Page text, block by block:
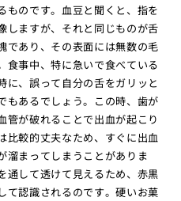
ものです。血豆と聞くと、指を
しますが、それと同じものが舌
であり、その表面には無数の毛
食事中、特に急いで食べている
に、誤って自分の舌をガリッと
もあるでしょう。この時、歯が
管が破れることで出血が起こり
比較的丈夫なため、すぐに出血
溜まってしまうことがありま
通して透けて見えるため、赤黒
て認識されるのです。硬いお菓